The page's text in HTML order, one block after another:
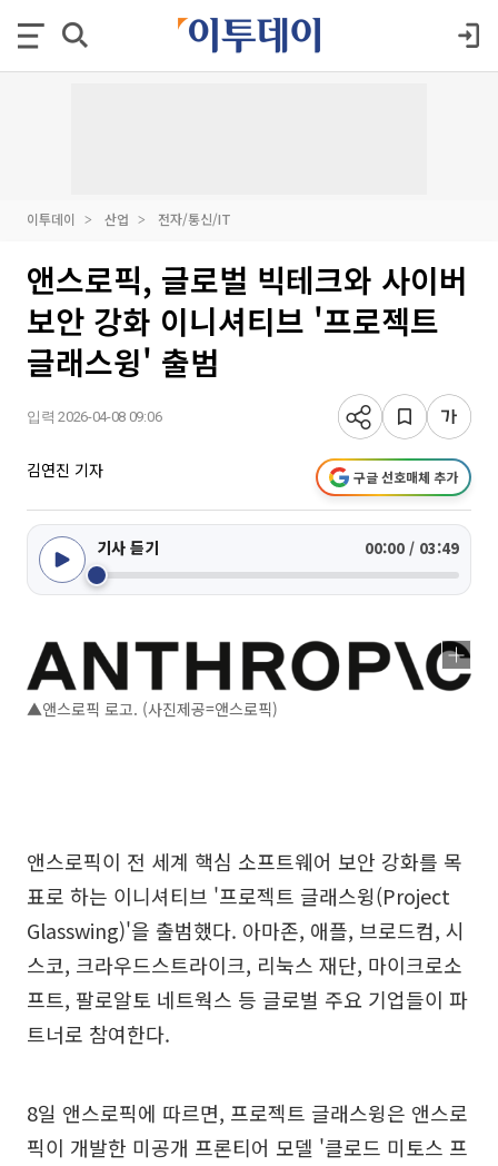
이투데이 산업 전자/통신/IT
앤스로픽, 글로벌 빅테크와 사이버
보안 강화 이니셔티브 '프로젝트
글래스윙' 출범
입력 2026-04-08 09:06
김연진 기자 구글 선호매체 추가
기사 듣기 00:00 / 03:49
▲앤스로픽 로고. (사진제공=앤스로픽)
앤스로픽이 전 세계 핵심 소프트웨어 보안 강화를 목
표로 하는 이니셔티브 '프로젝트 글래스윙(Project
Glasswing)'을 출범했다. 아마존, 애플, 브로드컴, 시
스코, 크라우드스트라이크, 리눅스 재단, 마이크로소
프트, 팔로알토 네트웍스 등 글로벌 주요 기업들이 파
트너로 참여한다.
8일 앤스로픽에 따르면, 프로젝트 글래스윙은 앤스로
픽이 개발한 미공개 프론티어 모델 '클로드 미토스 프